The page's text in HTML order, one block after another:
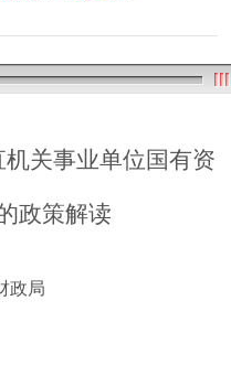
机关事业单位国有资
政策解读
政局